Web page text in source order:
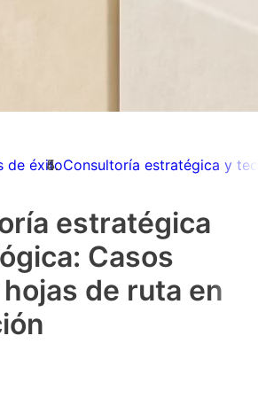
de éxitoConsultoría estratégica y
estratégica
Casos
de ruta en